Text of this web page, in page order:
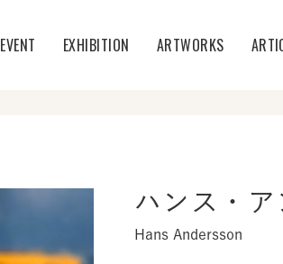
EVENT EXHIBITION ARTWORKS
ハンス・ア
Hans Andersson